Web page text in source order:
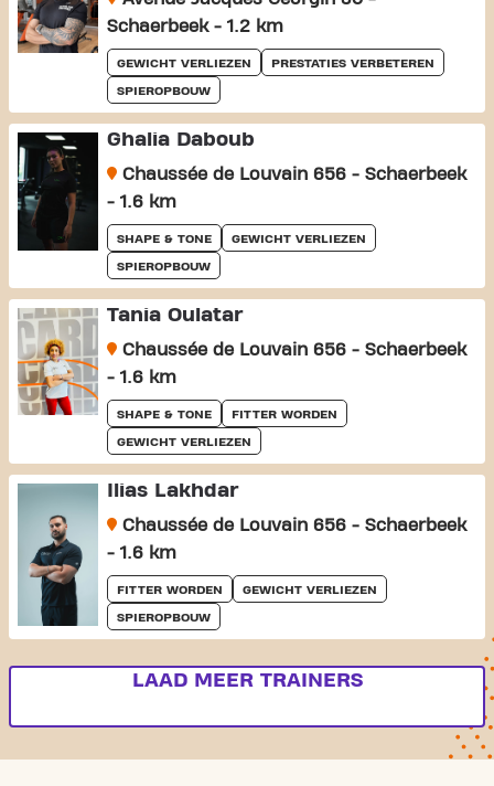
Schaerbeek - 1.2 km
GEWICHT VERLIEZEN PRESTATIES VERBETEREN
SPIEROPBOUW
Ghalia Daboub
Chaussée de Louvain 656 - Schaerbeek
- 1.6 km
SHAPE & TONE GEWICHT VERLIEZEN
SPIEROPBOUW
Tania Oulatar
Chaussée de Louvain 656 - Schaerbeek
- 1.6 km
SHAPE & TONE FITTER WORDEN
GEWICHT VERLIEZEN
Ilias Lakhdar
Chaussée de Louvain 656 - Schaerbeek
- 1.6 km
FITTER WORDEN GEWICHT VERLIEZEN
SPIEROPBOUW
LAAD MEER TRAINERS